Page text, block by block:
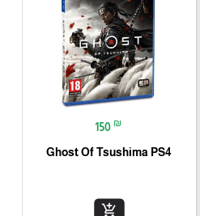
150 ₪
Ghost Of Tsushima PS4
add_shopping_cart